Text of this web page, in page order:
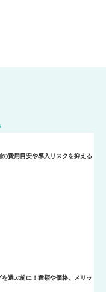
費用目安や導入リスクを抑える
選ぶ前に！種類や価格、メリッ